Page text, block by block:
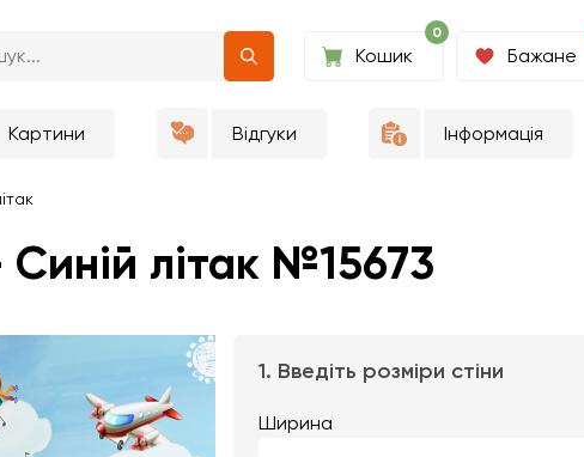
0
Кошик Бажане
Картини Відгуки Інформація
літак №15673
1. Введіть розміри стіни
Ширина